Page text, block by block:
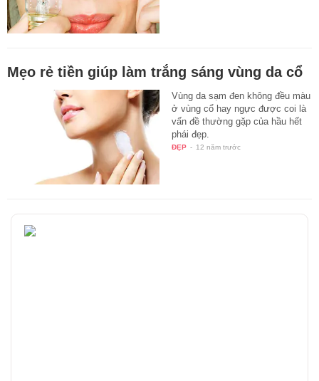
Mẹo rẻ tiền giúp làm trắng sáng vùng da cổ
Vùng da sạm đen không đều màu
ở vùng cổ hay ngực được coi là
vấn đề thường gặp của hầu hết
phái đẹp.
ĐẸP - 12 năm trước